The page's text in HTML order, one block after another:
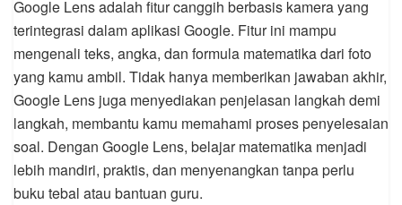
Google Lens adalah fitur canggih berbasis kamera yang
terintegrasi dalam aplikasi Google. Fitur ini mampu
mengenali teks, angka, dan formula matematika dari foto
yang kamu ambil. Tidak hanya memberikan jawaban akhir,
Google Lens juga menyediakan penjelasan langkah demi
langkah, membantu kamu memahami proses penyelesaian
soal. Dengan Google Lens, belajar matematika menjadi
lebih mandiri, praktis, dan menyenangkan tanpa perlu
buku tebal atau bantuan guru.